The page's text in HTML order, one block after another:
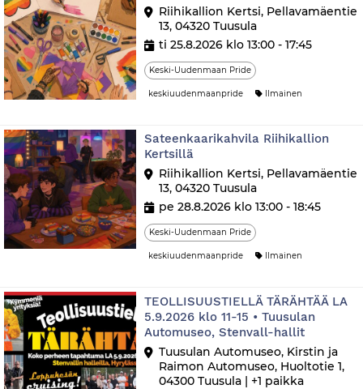
Riihikallion Kertsi, Pellavamäentie
13, 04320 Tuusula
ti 25.8.2026 klo 13:00 - 17:45
Keski-Uudenmaan Pride
keskiuudenmaanpride Ilmainen
Sateenkaarikahvila Riihikallion
Kertsillä
Riihikallion Kertsi, Pellavamäentie
13, 04320 Tuusula
pe 28.8.2026 klo 13:00 - 18:45
Keski-Uudenmaan Pride
keskiuudenmaanpride Ilmainen
TEOLLISUUSTIELLÄ TÄRÄHTÄÄ LA
5.9.2026 klo 11-15 • Tuusulan
Automuseo, Stenvall-hallit
Tuusulan Automuseo, Kirstin ja
Raimon Automuseo, Huoltotie 1,
04300 Tuusula | +1 paikka